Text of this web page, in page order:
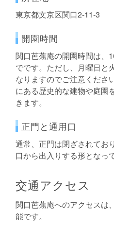
東京都文京区関口2-11-3
開園時間
関口芭蕉庵の開園時間は、
でです。ただし、月曜日と
なりますのでご注意くださ
にある歴史的な建物や庭園
きます。
正門と通用口
通常、正門は閉ざされてお
口から出入りする形となっ
交通アクセス
関口芭蕉庵へのアクセスは
能です。